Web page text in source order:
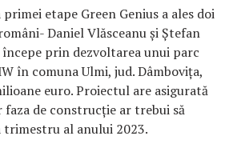
etape Green Genius a ales doi
Daniel Vlăsceanu și Ștefan
începe prin dezvoltarea unui parc
în comuna Ulmi, jud. Dâmbovița,
euro. Proiectul are asigurată
faza de construcție ar trebui să
trimestru al anului 2023.